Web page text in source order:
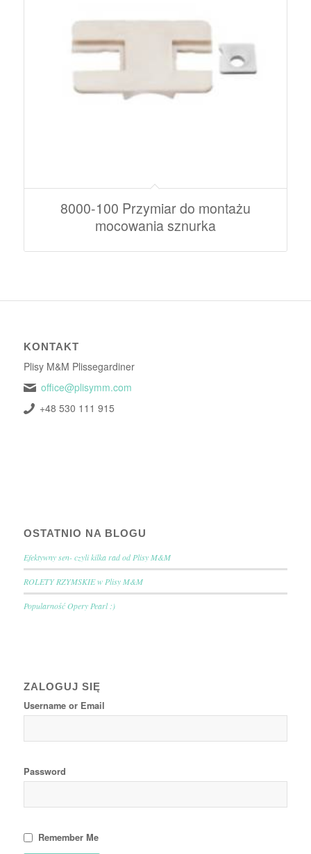
8000-100 Przymiar do montażu
mocowania sznurka
KONTAKT
Plisy M&M Plissegardiner
office@plisymm.com
+48 530 111 915
OSTATNIO NA BLOGU
Efektywny sen- czyli kilka rad od Plisy M&M
ROLETY RZYMSKIE w Plisy M&M
Popularność Opery Pearl :)
ZALOGUJ SIĘ
Username or Email
Password
Remember Me